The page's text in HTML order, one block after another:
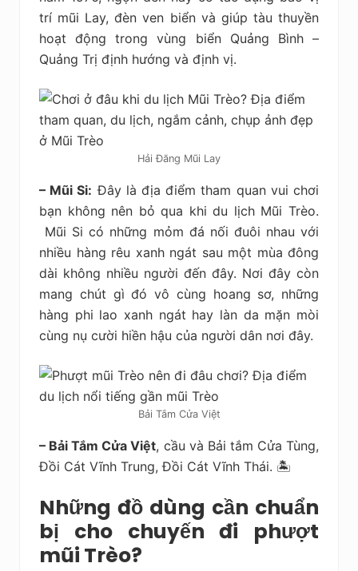
trí mũi Lay, đèn ven biển và giúp tàu thuyền
hoạt động trong vùng biển Quảng Bình –
Quảng Trị định hướng và định vị.
Hải Đăng Mũi Lay
– Mũi Si: Đây là địa điểm tham quan vui chơi
bạn không nên bỏ qua khi du lịch Mũi Trèo.
Mũi Si có những mỏm đá nối đuôi nhau với
nhiều hàng rêu xanh ngát sau một mùa đông
dài không nhiều người đến đây. Nơi đây còn
mang chút gì đó vô cùng hoang sơ, những
hàng phi lao xanh ngát hay làn da mặn mòi
cùng nụ cười hiền hậu của người dân nơi đây.
Bải Tắm Cửa Việt
– Bải Tắm Cửa Việt, cầu và Bải tắm Cửa Tùng,
Đồi Cát Vĩnh Trung, Đồi Cát Vĩnh Thái. 🏝
Những đồ dùng cần chuẩn
bị cho chuyến đi phượt
mũi Trèo?